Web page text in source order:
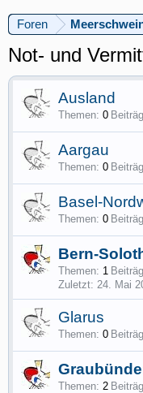
Foren
Not- und
Ausland
Themen: 0
Aargau
Themen: 0
Basel-
Themen: 0
Bern-
Themen: 1
24. Mai
Glarus
Themen: 0
Themen: 2